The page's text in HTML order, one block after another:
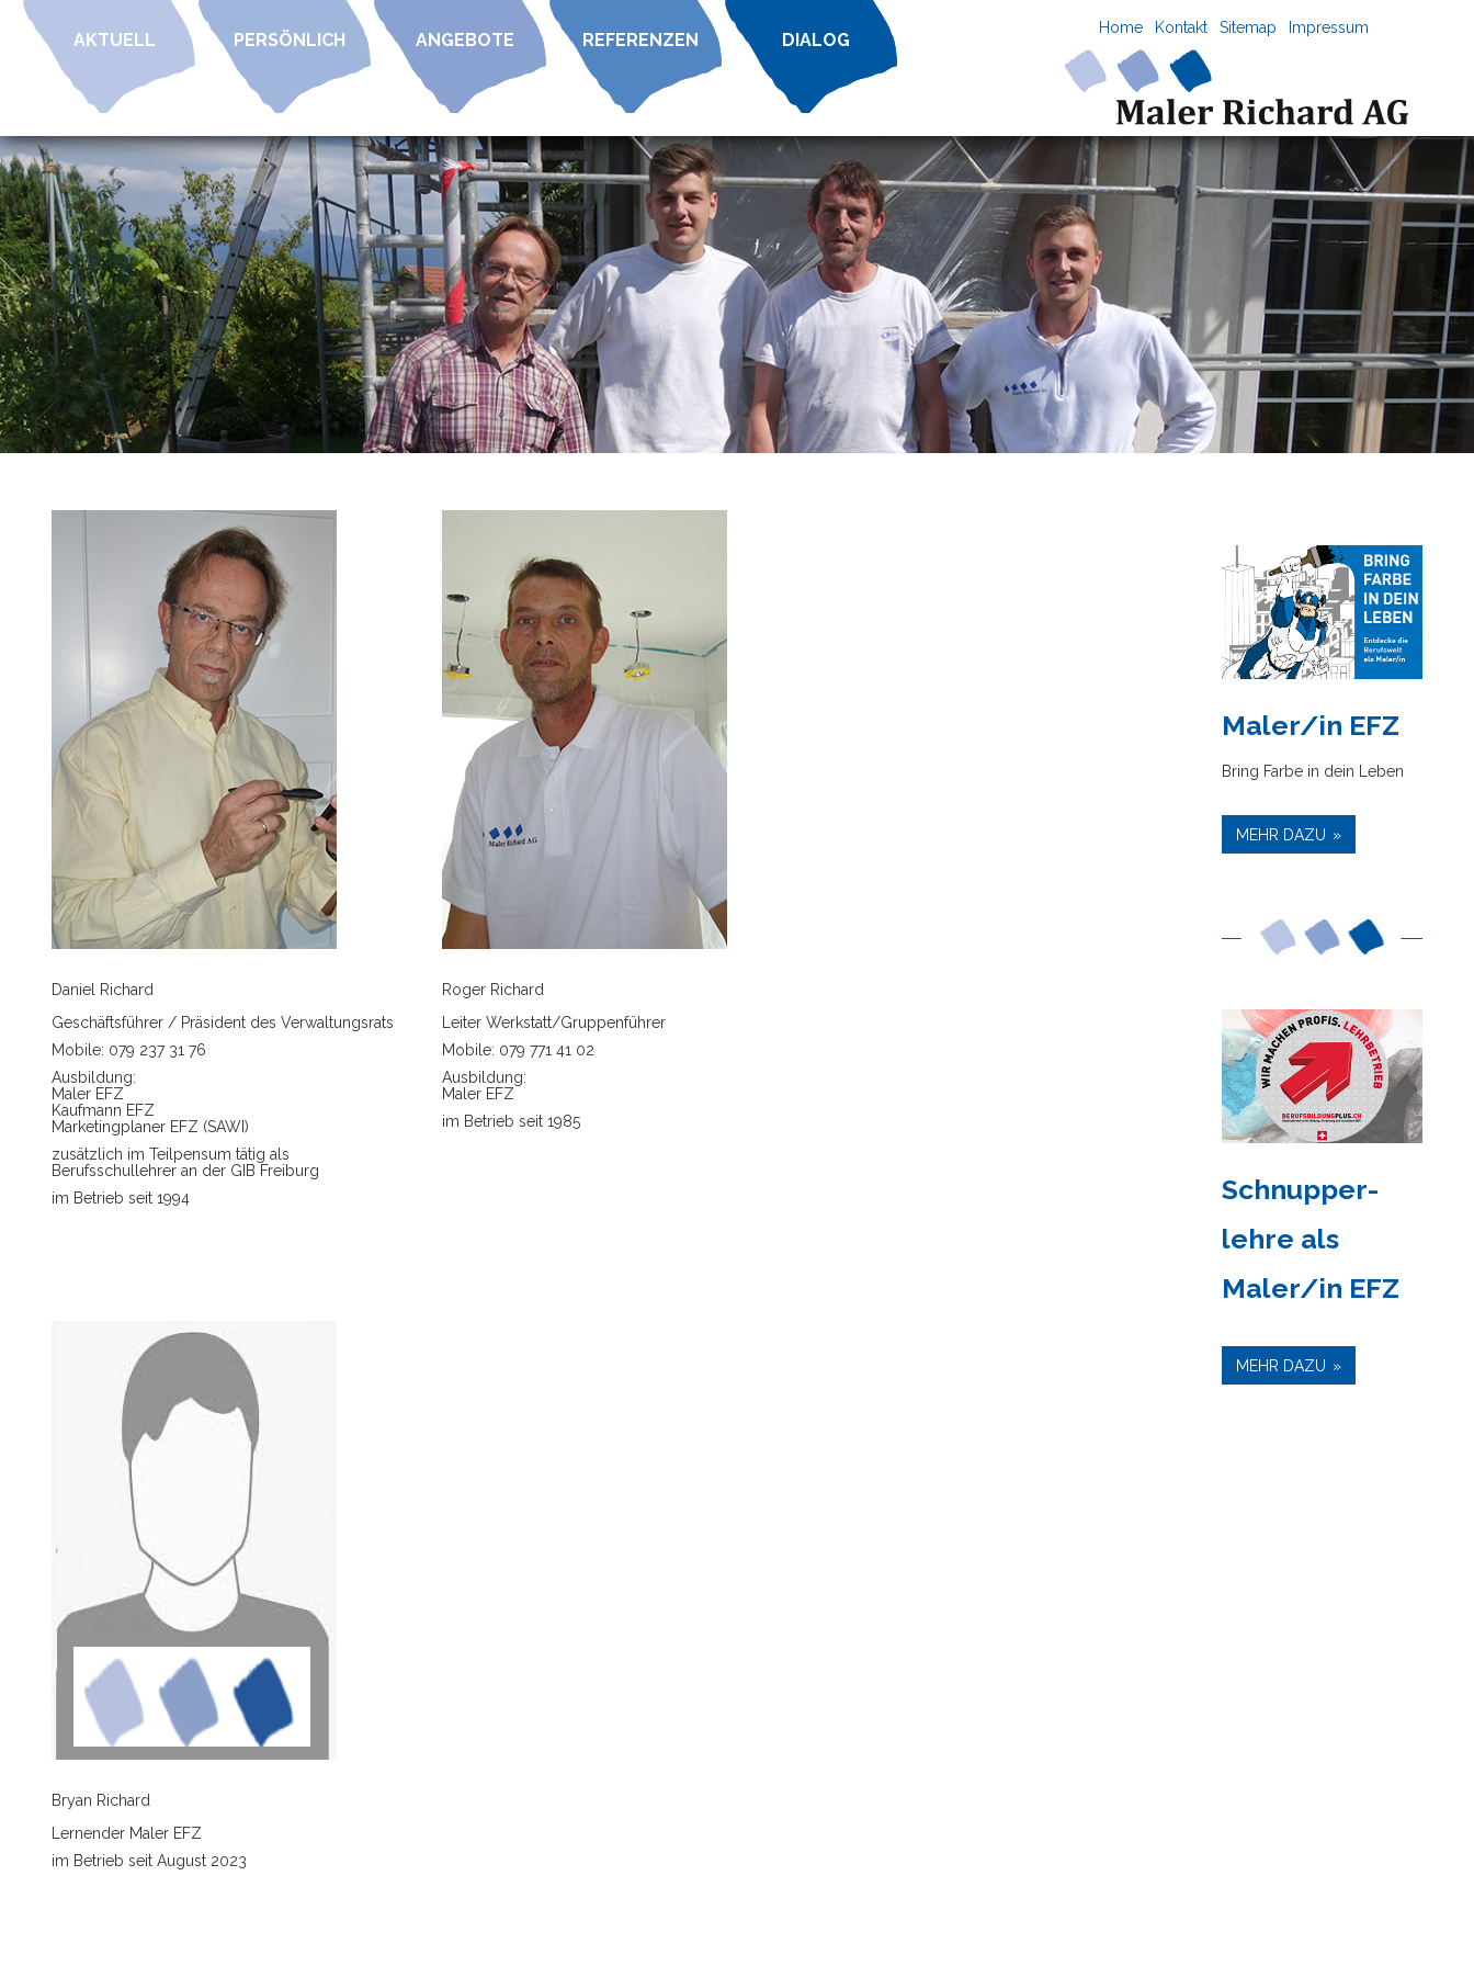
AKTUELL PERSÖNLICH ANGEBOTE REFERENZEN DIALOG
Home Kontakt Sitemap Impressum
Daniel Richard
Geschäftsführer / Präsident des Verwaltungsrats
Mobile: 079 237 31 76
Ausbildung:
Maler EFZ
Kaufmann EFZ
Marketingplaner EFZ (SAWI)
zusätzlich im Teilpensum tätig als
Berufsschullehrer an der GIB Freiburg
im Betrieb seit 1994
Roger Richard
Leiter Werkstatt/Gruppenführer
Mobile: 079 771 41 02
Ausbildung:
Maler EFZ
im Betrieb seit 1985
Bryan Richard
Lernender Maler EFZ
im Betrieb seit August 2023
Maler/in EFZ
Bring Farbe in dein Leben
MEHR DAZU
Schnupper-
lehre als
Maler/in EFZ
MEHR DAZU